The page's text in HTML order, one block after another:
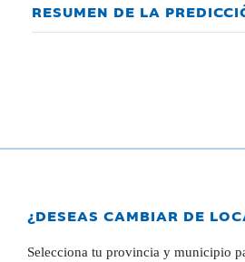
RESUMEN DE LA
¿DESEAS CAMBIAR DE
Selecciona tu provincia y municipio